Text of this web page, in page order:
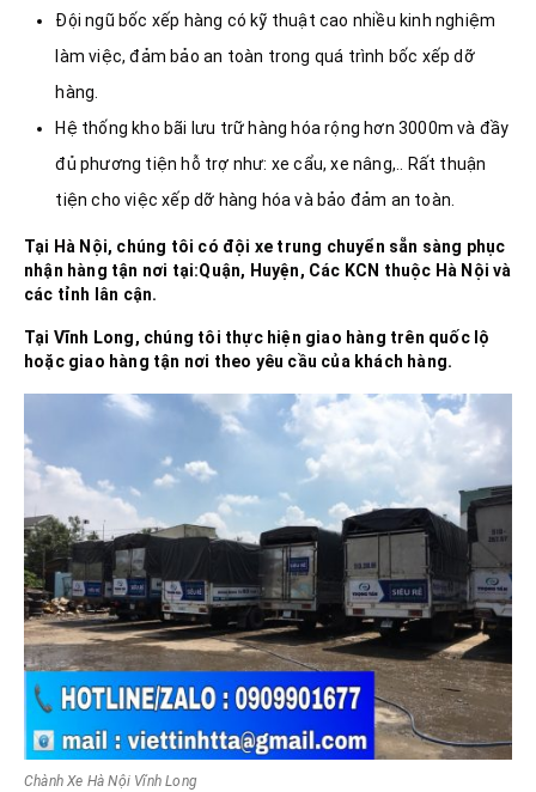
Đội ngũ bốc xếp hàng có kỹ thuật cao nhiều kinh nghiệm
làm việc, đảm bảo an toàn trong quá trình bốc xếp dỡ
hàng.
Hệ thống kho bãi lưu trữ hàng hóa rộng hơn 3000m và đầy
đủ phương tiện hỗ trợ như: xe cẩu, xe nâng,.. Rất thuận
tiện cho việc xếp dỡ hàng hóa và bảo đảm an toàn.
Tại Hà Nội, chúng tôi có đội xe trung chuyển sẵn sàng phục
nhận hàng tận nơi tại:Quận, Huyện, Các KCN thuộc Hà Nội và
các tỉnh lân cận.
Tại Vĩnh Long, chúng tôi thực hiện giao hàng trên quốc lộ
hoặc giao hàng tận nơi theo yêu cầu của khách hàng.
Chành Xe Hà Nội Vĩnh Long